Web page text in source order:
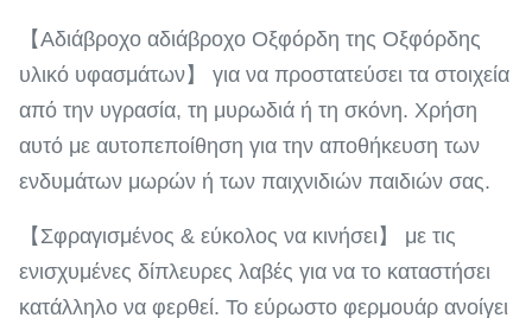
【Αδιάβροχο αδιάβροχο Οξφόρδη της Οξφόρδης
υλικό υφασμάτων】 για να προστατεύσει τα στοιχεία
από την υγρασία, τη μυρωδιά ή τη σκόνη. Χρήση
αυτό με αυτοπεποίθηση για την αποθήκευση των
ενδυμάτων μωρών ή των παιχνιδιών παιδιών σας.
【Σφραγισμένος & εύκολος να κινήσει】 με τις
ενισχυμένες δίπλευρες λαβές για να το καταστήσει
κατάλληλο να φερθεί. Το εύρωστο φερμουάρ ανοίγει